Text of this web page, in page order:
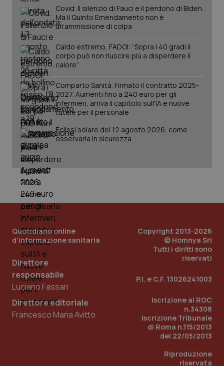
Covid. Il silenzio di Fauci e il perdono di Biden.
Ma il Quinto Emendamento non è
un’ammissione di colpa
Caldo estremo, FADOI: “Sopra i 40 gradi il
corpo può non riuscire più a disperdere il
calore”
Comparto Sanità. Firmato il contratto 2025-
2027. Aumenti fino a 240 euro per gli
infermieri, arriva il capitolo sull'IA e nuove
tutele per il personale
Eclissi solare del 12 agosto 2026, come
osservarla in sicurezza
Quotidiano online
d'informazione sanitaria
Direttore
responsabile
Luciano Fassari
Direttore editoriale
Francesco Maria Avitto
Copyright 2013-2026
© Homnya Srl
Tutti i diritti sono
riservati
P.I. e C.F. 13026241003
Iscrizione al ROC
n.34308
Iscrizione Tribunale
di Roma n.115/2013
del 22/05/2013
Riproduzione
riservata